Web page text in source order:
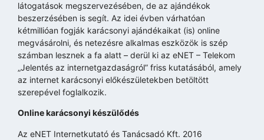
látogatások megszervezésében, de az ajándékok
beszerzésében is segít. Az idei évben várhatóan
kétmillióan fogják karácsonyi ajándékaikat (is) online
megvásárolni, és netezésre alkalmas eszközök is szép
számban lesznek a fa alatt – derül ki az eNET – Telekom
„Jelentés az internetgazdaságról” friss kutatásából, amely
az internet karácsonyi előkészületekben betöltött
szerepével foglalkozik.
Online karácsonyi készülődés
Az eNET Internetkutató és Tanácsadó Kft. 2016